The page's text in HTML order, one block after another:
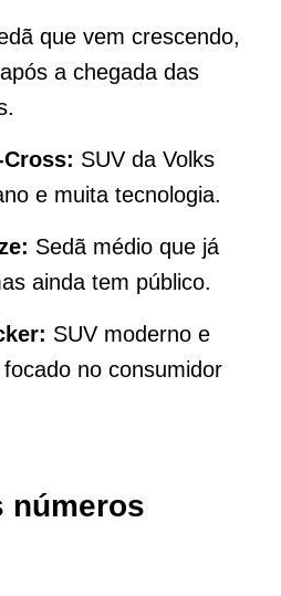
que vem crescendo,
a chegada das
SUV da Volks
e muita tecnologia.
Sedã médio que já
ainda tem público.
SUV moderno e
no consumidor
números